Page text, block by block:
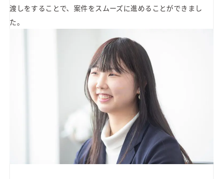
渡しをすることで、案件をスムーズに進めることができまし
た。